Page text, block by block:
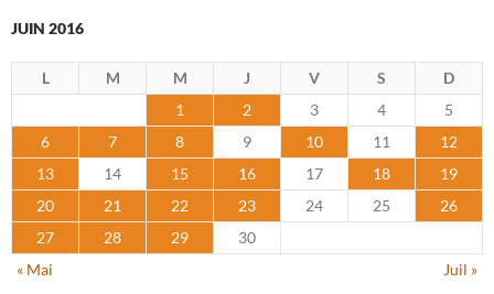
JUIN 2016
L M M J V S
D
1
2 3 4
5
6
7 8 9 10 11
12
13
14 15 16 17 18
19
20
21 22 23 24 25
26
27
28 29
30
« Mai
Juil »